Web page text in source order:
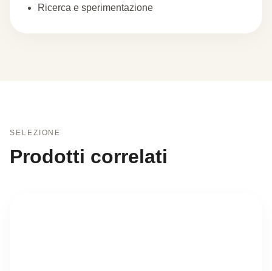
Ricerca e sperimentazione
SELEZIONE
Prodotti correlati